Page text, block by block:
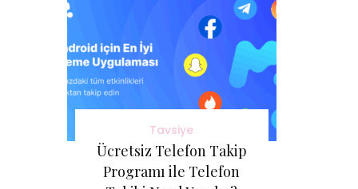
Tavsiye
Ücretsiz Telefon Takip
Programı ile Telefon